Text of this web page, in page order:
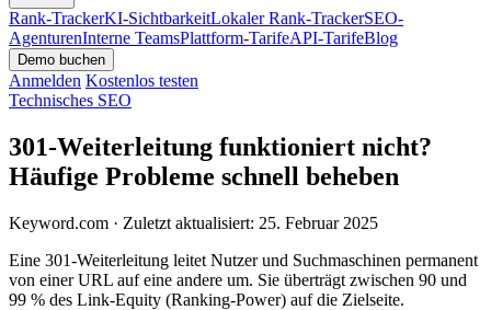
Rank-TrackerKI-SichtbarkeitLokaler Rank-TrackerSEO-
AgenturenInterne TeamsPlattform-TarifeAPI-TarifeBlog
Demo buchen
Anmelden Kostenlos testen
Technisches SEO
301-Weiterleitung funktioniert nicht?
Häufige Probleme schnell beheben
Keyword.com · Zuletzt aktualisiert: 25. Februar 2025
Eine 301-Weiterleitung leitet Nutzer und Suchmaschinen permanent
von einer URL auf eine andere um. Sie überträgt zwischen 90 und
99 % des Link-Equity (Ranking-Power) auf die Zielseite.